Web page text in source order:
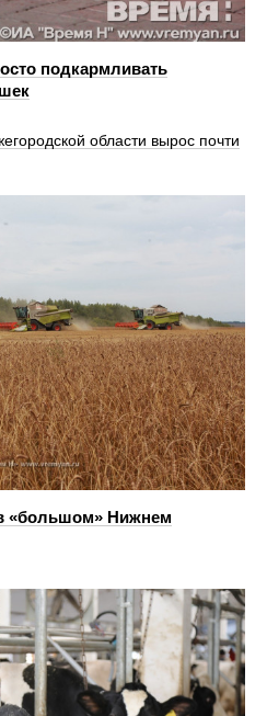
подкармливать
области вырос почти
«большом» Нижнем